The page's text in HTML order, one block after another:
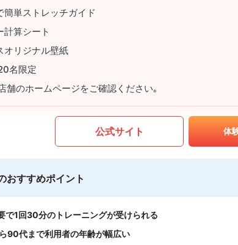
単ストレッチガイド
算シート
リジナル壁紙
名限定
舗のホームページをご確認ください｡
公式サイト 体
おすすめポイント
で1回30分のトレーニングが受けられる
90代まで利用者の年齢が幅広い